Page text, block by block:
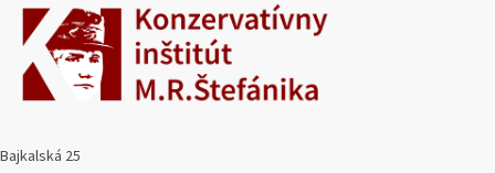
Bajkalská 25